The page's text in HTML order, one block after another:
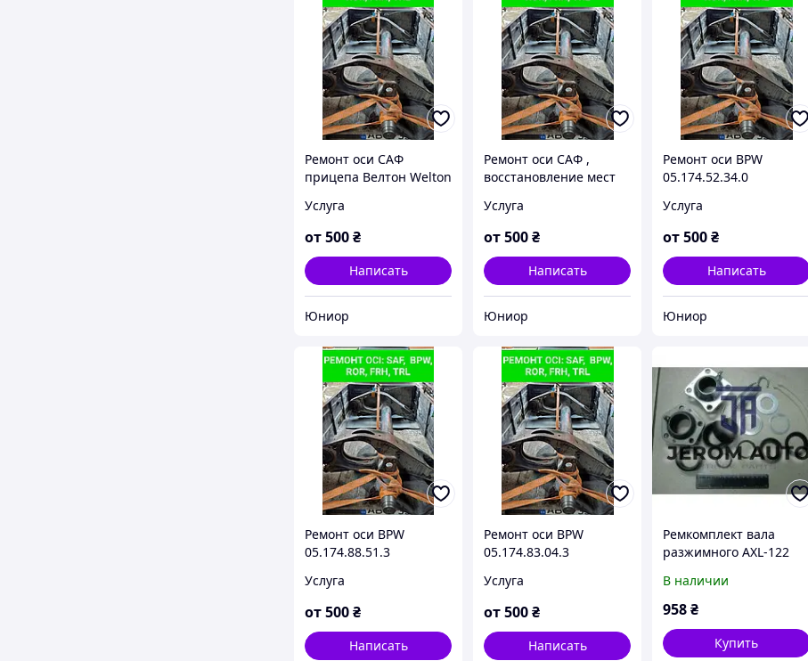
Ремонт оси САФ
прицепа Велтон Welton
Услуга
от500₴
Написать
Юниор
Ремонт оси САФ ,
восстановление мест
Услуга
от500₴
Написать
Юниор
Ремонт оси BPW
05.174.52.34.0
Услуга
от500₴
Написать
Юниор
Ремонт оси BPW
05.174.88.51.3
Услуга
от500₴
Написать
Ремонт оси BPW
05.174.83.04.3
Услуга
от500₴
Написать
Ремкомплект вала
разжимного AXL-122
В наличии
958₴
Купить